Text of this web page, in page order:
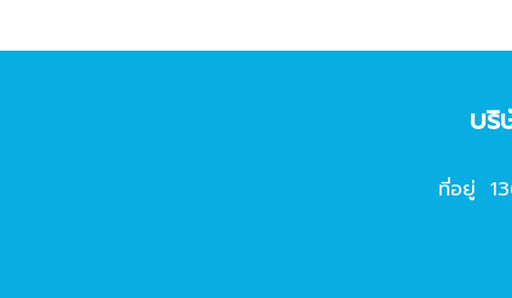
บริ
ที่อยู่